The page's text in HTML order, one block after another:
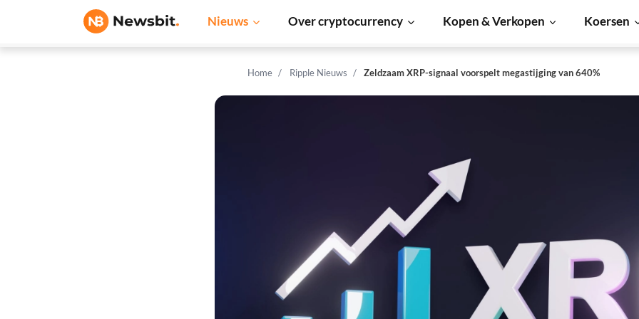
Nieuws Over cryptocurrency Kopen & Verkopen Koersen
Home Ripple Nieuws Zeldzaam XRP-signaal voorspelt megastijging van 640%